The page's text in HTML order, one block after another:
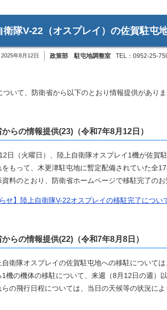
衛隊V-22（オスプレイ）の佐賀駐屯
2025年8月12日 政策部 駐屯地調整室 TEL：0952-25-
ついて、防衛省から以下のとおり情報提供があり
からの情報提供(23)（令和7年8月12日 ）
日（火曜日）、陸上自衛隊オスプレイ1機が佐賀
をもって、木更津駐屯地に暫定配備されていた全
資料のとおり、防衛省ホームページで移駐完了の
せ】陸上自衛隊V-22オスプレイの移駐完了につい
からの情報提供(22)（令和7年8月8日 ）
自衛隊オスプレイの佐賀駐屯地への移駐について
1機の機体の移駐について、来週（8月12日の週）
らの飛行日程については、当日の天候等の状況によ